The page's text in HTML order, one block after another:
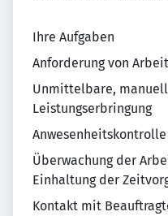
Ihre Aufgaben
Anforderung von
Unmittelbare,
Leistungserbringung
Überwachung der
Einhaltung der
Kontakt mit